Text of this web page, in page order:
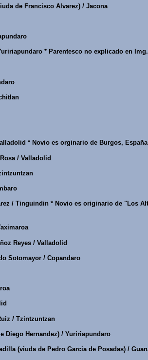
de Francisco Alvarez) / Jacona
* Parentesco no explicado en
* Novio es orginario de Burgos,
/ Valladolid
/ Tinguindin * Novio es originario de "Los
Reyes / Valladolid
Sotomayor / Copandaro
/ Tzintzuntzan
Diego Hernandez) / Yuririapundaro
(viuda de Pedro Garcia de Posadas) /